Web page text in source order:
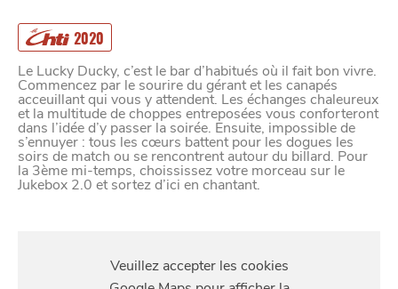
2020
Le Lucky Ducky, c’est le bar d’habitués où il fait bon vivre.
Commencez par le sourire du gérant et les canapés
acceuillant qui vous y attendent. Les échanges chaleureux
et la multitude de choppes entreposées vous conforteront
dans l’idée d’y passer la soirée. Ensuite, impossible de
s’ennuyer : tous les cœurs battent pour les dogues les
soirs de match ou se rencontrent autour du billard. Pour
la 3ème mi-temps, choississez votre morceau sur le
Jukebox 2.0 et sortez d’ici en chantant.
RENDRE